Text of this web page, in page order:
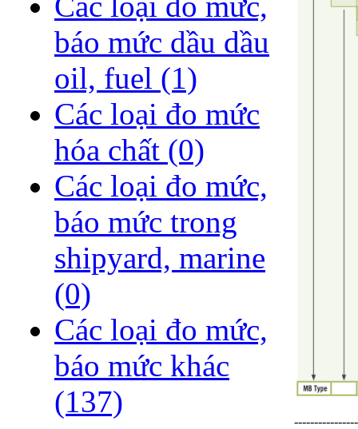
báo mức dầu dầu
oil, fuel (1)
Các loại đo mức
hóa chất (0)
Các loại đo mức,
báo mức trong
shipyard, marine
(0)
Các loại đo mức,
báo mức khác
(137)